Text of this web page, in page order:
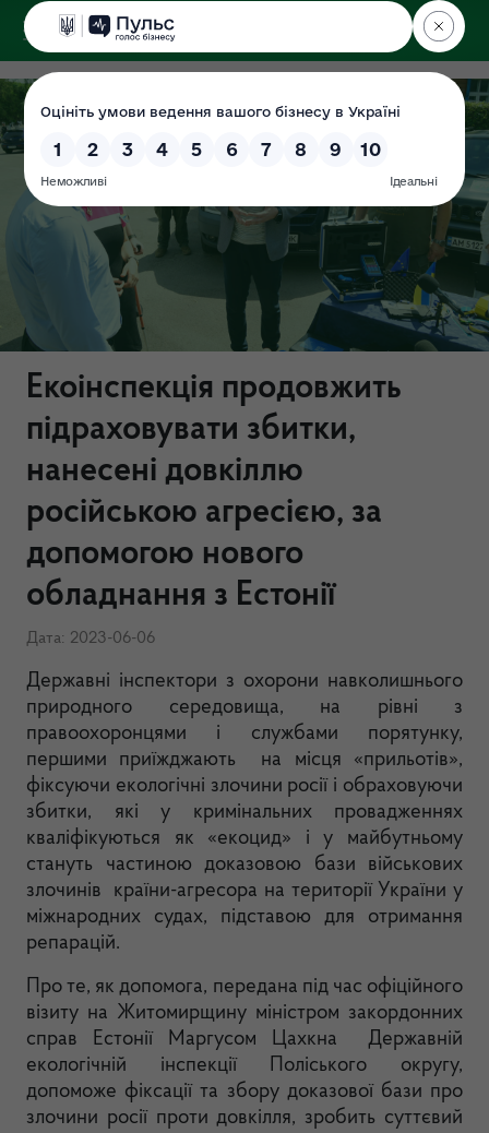
ДЕРЖЕКОІНСПЕКЦІЯ
Поліського округу
Екоінспекція продовжить
підраховувати збитки,
нанесені довкіллю
російською агресією, за
допомогою нового
обладнання з Естонії
Дата: 2023-06-06
Державні інспектори з охорони навколишнього
природного середовища, на рівні з
правоохоронцями і службами порятунку,
першими приїжджають на місця «прильотів»,
фіксуючи екологічні злочини росії і обраховуючи
збитки, які у кримінальних провадженнях
кваліфікуються як «екоцид» і у майбутньому
стануть частиною доказовою бази військових
злочинів країни-агресора на території України у
міжнародних судах, підставою для отримання
репарацій.
Про те, як допомога, передана під час офіційного
візиту на Житомирщину міністром закордонних
справ Естонії Маргусом Цахкна Державній
екологічній інспекції Поліського округу,
допоможе фіксації та збору доказової бази про
злочини росії проти довкілля, зробить суттєвий